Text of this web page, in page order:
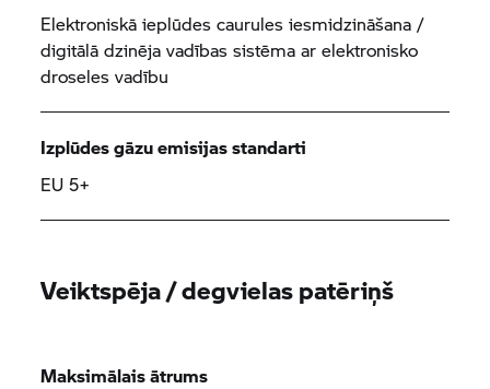
Elektroniskā ieplūdes caurules iesmidzināšana /
digitālā dzinēja vadības sistēma ar elektronisko
droseles vadību
Izplūdes gāzu emisijas standarti
EU 5+
Veiktspēja / degvielas patēriņš
Maksimālais ātrums